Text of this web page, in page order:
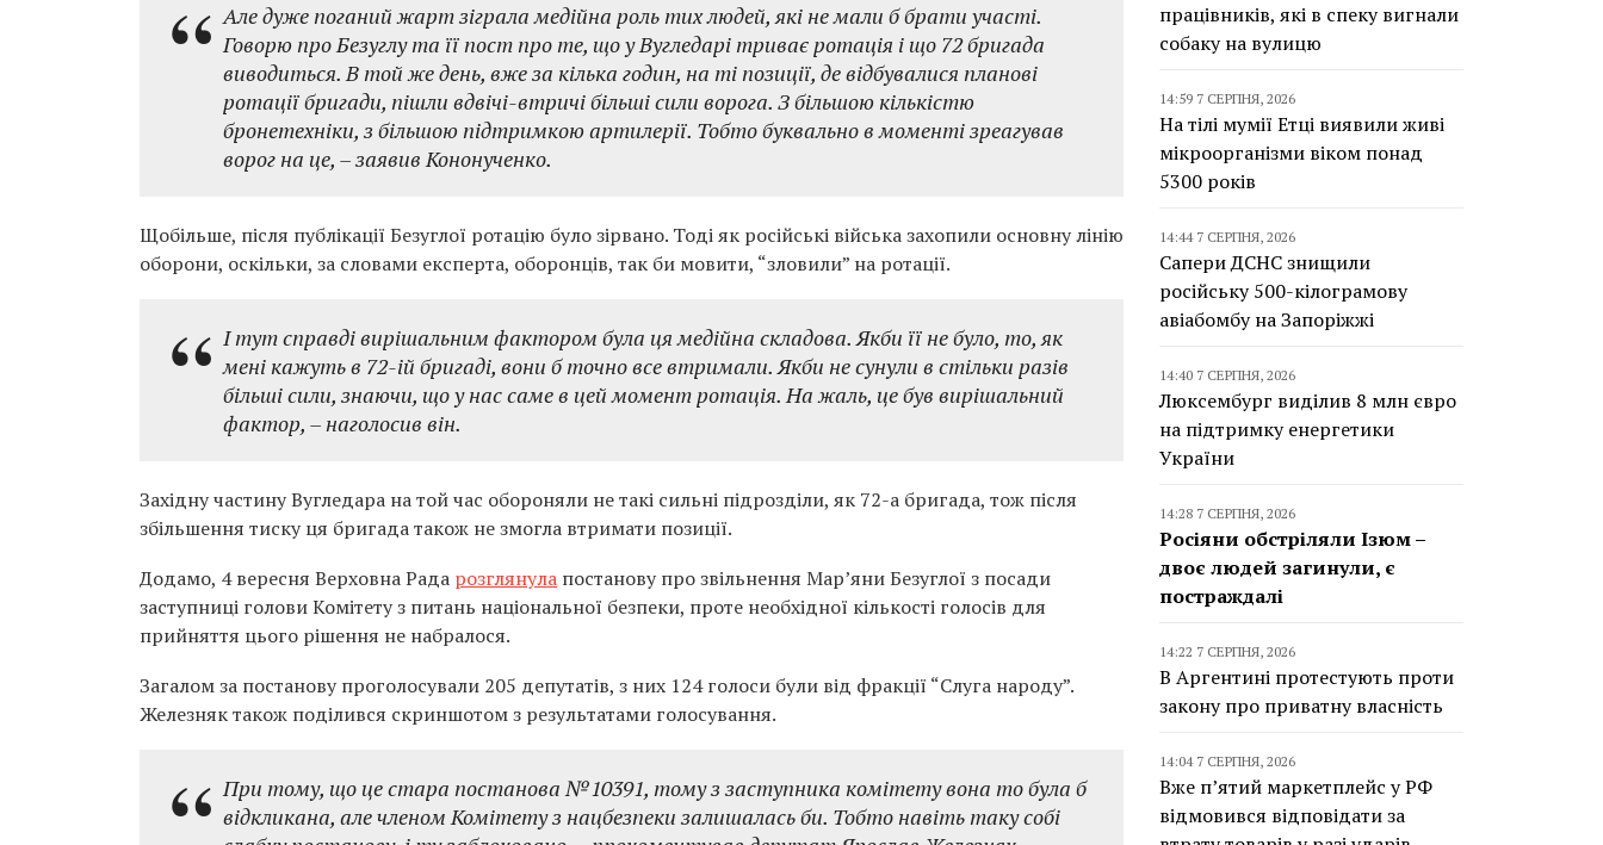
Але дуже поганий жарт зіграла медійна роль тих людей, які не мали б брати участі.
Говорю про Безуглу та її пост про те, що у Вугледарі триває ротація і що 72 бригада
виводиться. В той же день, вже за кілька годин, на ті позиції, де відбувалися планові
ротації бригади, пішли вдвічі-втричі більші сили ворога. З більшою кількістю
бронетехніки, з більшою підтримкою артилерії. Тобто буквально в моменті зреагував
ворог на це, – заявив Кононученко.
Щобільше, після публікації Безуглої ротацію було зірвано. Тоді як російські війська захопили основну лінію
оборони, оскільки, за словами експерта, оборонців, так би мовити, “зловили” на ротації.
І тут справді вирішальним фактором була ця медійна складова. Якби її не було, то, як
мені кажуть в 72-ій бригаді, вони б точно все втримали. Якби не сунули в стільки разів
більші сили, знаючи, що у нас саме в цей момент ротація. На жаль, це був вирішальний
фактор, – наголосив він.
Західну частину Вугледара на той час обороняли не такі сильні підрозділи, як 72-а бригада, тож після
збільшення тиску ця бригада також не змогла втримати позиції.
Додамо, 4 вересня Верховна Рада розглянула постанову про звільнення Марʼяни Безуглої з посади
заступниці голови Комітету з питань національної безпеки, проте необхідної кількості голосів для
прийняття цього рішення не набралося.
Загалом за постанову проголосували 205 депутатів, з них 124 голоси були від фракції “Слуга народу”.
Железняк також поділився скриншотом з результатами голосування.
При тому, що це стара постанова №10391, тому з заступника комітету вона то була б
відкликана, але членом Комітету з нацбезпеки залишалась би. Тобто навіть таку собі
працівників, які в спеку вигнали
собаку на вулицю
14:59 7 СЕРПНЯ, 2026
На тілі мумії Етці виявили живі
мікроорганізми віком понад
5300 років
14:44 7 СЕРПНЯ, 2026
Сапери ДСНС знищили
російську 500-кілограмову
авіабомбу на Запоріжжі
14:40 7 СЕРПНЯ, 2026
Люксембург виділив 8 млн євро
на підтримку енергетики
України
14:28 7 СЕРПНЯ, 2026
Росіяни обстріляли Ізюм –
двоє людей загинули, є
постраждалі
14:22 7 СЕРПНЯ, 2026
В Аргентині протестують проти
закону про приватну власність
14:04 7 СЕРПНЯ, 2026
Вже п’ятий маркетплейс у РФ
відмовився відповідати за